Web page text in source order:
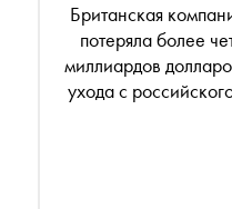
Британская
потеряла более
миллиардов
ухода с